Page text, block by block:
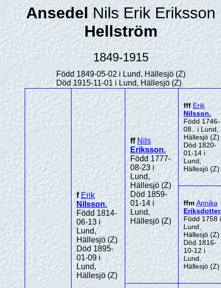
AnsedelNils Erik Eriksson
Hellström
1849-1915
Född 1849-05-02 i Lund, Hällesjö (Z)
Död 1915-11-01 i Lund, Hällesjö (Z)
fErik
Nilsson.
Född 1814-
06-13 i
Lund,
Hällesjö (Z)
Död 1895-
01-09 i
Lund,
Hällesjö (Z)
ffNils
Eriksson.
Född 1777-
08-23 i
Lund,
Hällesjö (Z)
Död 1859-
01-14 i
Lund,
Hällesjö (Z)
fffErik
Nilsson.
Född 1746-
08.. i Lund,
Hällesjö (Z)
Död 1820-
01-14 i
Lund,
Hällesjö (Z)
ffmAnnika
Eriksdotter
Född 1758 i
Lund,
Hällesjö (Z)
Död 1816-
10-12 i
Lund,
Hällesjö (Z)